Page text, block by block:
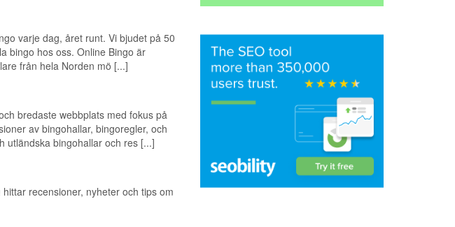
varje dag, året runt. Vi bjudet på 50
bingo hos oss. Online Bingo är
från hela Norden mö [...]
bredaste webbplats med fokus på
av bingohallar, bingoregler, och
utländska bingohallar och res [...]
recensioner, nyheter och tips om